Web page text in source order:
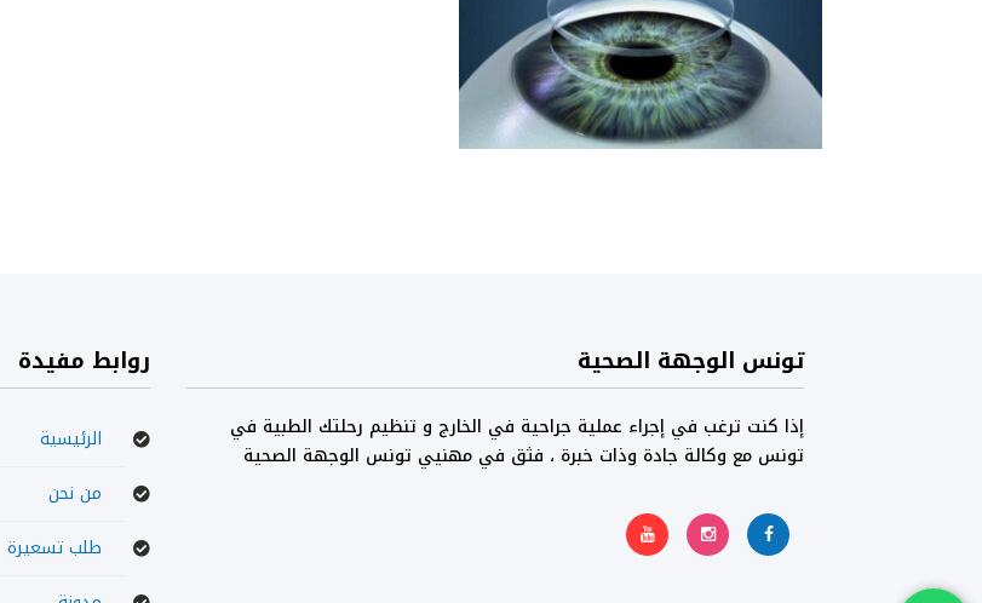
تونس الوجهة الصحية
إذا كنت ترغب في إجراء عملية جراحية في الخارج و تنظيم رحلتك الطبية في
تونس مع وكالة جادة وذات خبرة ، فثق في مهنيي تونس الوجهة الصحية
روابط مفيدة
الرئيسية
من نحن
طلب تسعيرة